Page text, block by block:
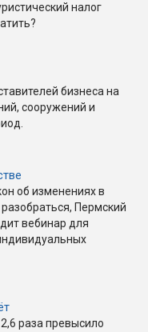
налог
бизнеса на
сооружений и
об изменениях в
Пермский
вебинар для
раза превысило